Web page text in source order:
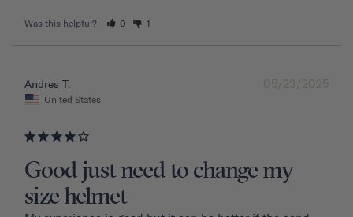
Was this helpful? 0 1
05/23/2025
Andres T.
United States
Good just need to change my
size helmet